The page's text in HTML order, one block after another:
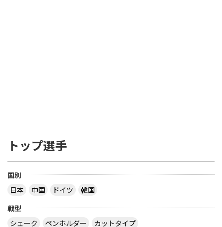
トップ選手
国別
日本
中国 ドイツ
韓国
戦型
シェーク
ペンホルダー カットタイプ